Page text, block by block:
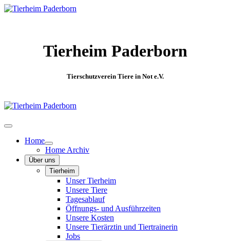
Tierheim Paderborn
Tierschutzverein Tiere in Not e.V.
Home
Home Archiv
Über uns
Tierheim
Unser Tierheim
Unsere Tiere
Tagesablauf
Öffnungs- und Ausführzeiten
Unsere Kosten
Unsere Tierärztin und Tiertrainerin
Jobs